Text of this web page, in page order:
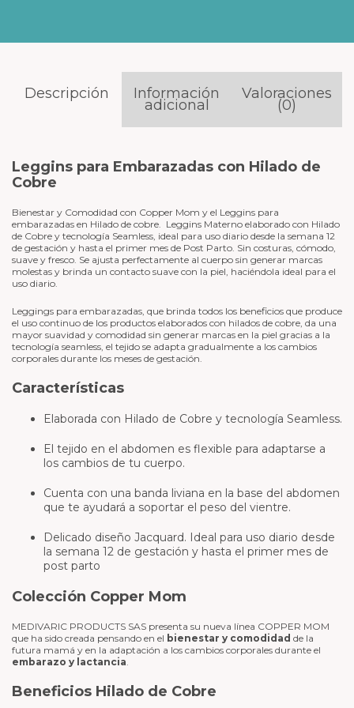
Descripción Información
adicional
Valoraciones
(0)
Leggins para Embarazadas con Hilado de
Cobre
Bienestar y Comodidad con Copper Mom y el Leggins para
embarazadas en Hilado de cobre. Leggins Materno elaborado con Hilado
de Cobre y tecnología Seamless, ideal para uso diario desde la semana 12
de gestación y hasta el primer mes de Post Parto. Sin costuras, cómodo,
suave y fresco. Se ajusta perfectamente al cuerpo sin generar marcas
molestas y brinda un contacto suave con la piel, haciéndola ideal para el
uso diario.
Leggings para embarazadas, que brinda todos los beneficios que produce
el uso continuo de los productos elaborados con hilados de cobre, da una
mayor suavidad y comodidad sin generar marcas en la piel gracias a la
tecnología seamless, el tejido se adapta gradualmente a los cambios
corporales durante los meses de gestación.
Características
Elaborada con Hilado de Cobre y tecnología Seamless.
El tejido en el abdomen es flexible para adaptarse a
los cambios de tu cuerpo.
Cuenta con una banda liviana en la base del abdomen
que te ayudará a soportar el peso del vientre.
Delicado diseño Jacquard. Ideal para uso diario desde
la semana 12 de gestación y hasta el primer mes de
post parto
Colección Copper Mom
MEDIVARIC PRODUCTS SAS presenta su nueva línea COPPER MOM
que ha sido creada pensando en el bienestar y comodidad de la
futura mamá y en la adaptación a los cambios corporales durante el
embarazo y lactancia
Beneficios Hilado de Cobre